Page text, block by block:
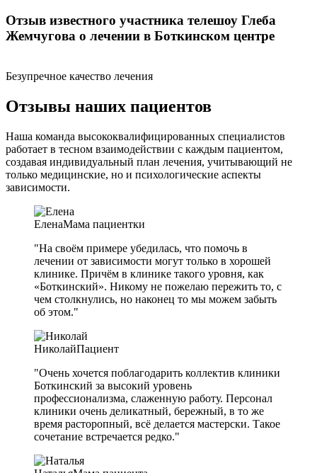
Отзыв известного участника телешоу Глеба
Жемчугова о лечении в Боткинском центре
Безупречное качество лечения
Отзывы наших пациентов
Наша команда высококвалифицированных специалистов
работает в тесном взаимодействии с каждым пациентом,
создавая индивидуальный план лечения, учитывающий не
только медицинские, но и психологические аспекты
зависимости.
ЕленаМама пациентки
"На своём примере убедилась, что помочь в
лечении от зависимости могут только в хорошей
клинике. Причём в клинике такого уровня, как
«Боткинский». Никому не пожелаю пережить то, с
чем столкнулись, но наконец то мы можем забыть
об этом."
НиколайПациент
"Очень хочется поблагодарить коллектив клиники
Боткинский за высокий уровень
профессионализма, слаженную работу. Персонал
клиники очень деликатный, бережный, в то же
время расторопный, всё делается мастерски. Такое
сочетание встречается редко."